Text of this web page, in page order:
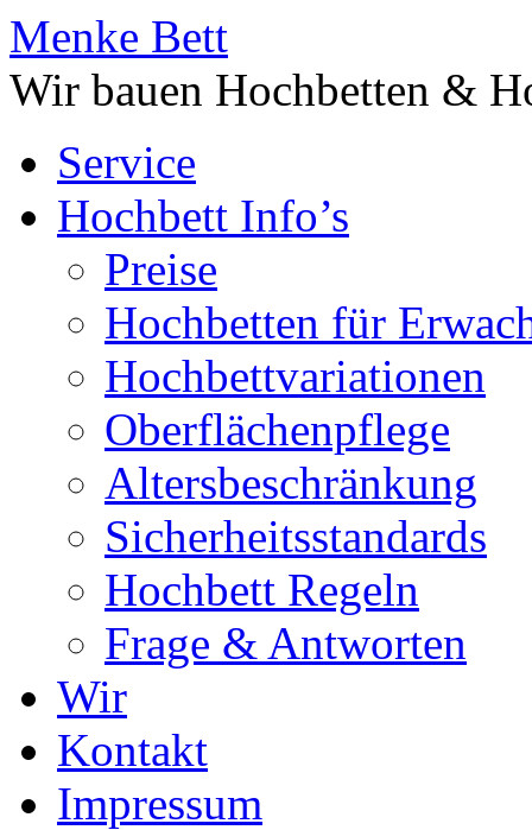
Menke Bett
Wir bauen Hochbetten &
Service
Hochbett Info’s
Preise
Hochbetten für
Hochbettvariationen
Oberflächenpflege
Altersbeschränkung
Sicherheitsstandards
Hochbett Regeln
Frage & Antworten
Wir
Kontakt
Impressum